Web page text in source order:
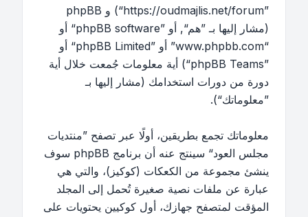
”https://oudmajlis.net/forum“) و phpBB
(مشار إليها بـ ”هم“, أو ”phpBB software“ أو
“www.phpbb.com” أو ”phpBB Limited“ أو
”phpBB Teams“) أية معلومات جُمعت خلال أية
دورة من دورات استخدامك (مشار إليها بـ
”معلوماتك“).
معلوماتك تجمع بطريقين، أولًا عبر تصفح ”منتديات
مجلس العود“ سينتج عنه أن برنامج phpBB سوف
ينشئ مجموعة من الكعكات (كوكيز)، والتي هي
عبارة عن ملفات نصية صغيرة تُحمل إلى المجلد
المؤقت لمتصفح جهازك، أول كوكيين يحتويات على